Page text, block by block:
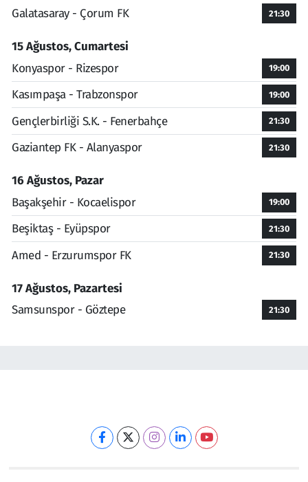
Galatasaray - Çorum FK
21:30
15 Ağustos, Cumartesi
Konyaspor - Rizespor
19:00
Kasımpaşa - Trabzonspor 19:00
Gençlerbirliği S.K. - Fenerbahçe 21:30
Gaziantep FK - Alanyaspor 21:30
16 Ağustos, Pazar
Başakşehir - Kocaelispor
19:00
Beşiktaş - Eyüpspor 21:30
Amed - Erzurumspor FK 21:30
17 Ağustos, Pazartesi
Samsunspor - Göztepe
21:30